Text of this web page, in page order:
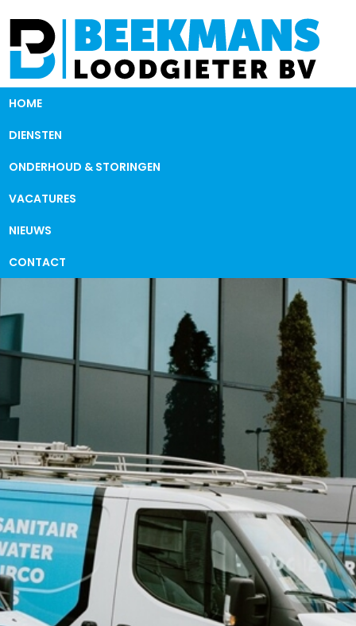
HOME
DIENSTEN
ONDERHOUD & STORINGEN
VACATURES
NIEUWS
CONTACT